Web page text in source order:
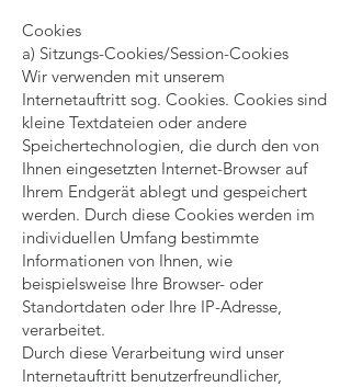
Cookies
a) Sitzungs-Cookies/Session-Cookies
Wir verwenden mit unserem
Internetauftritt sog. Cookies. Cookies sind
kleine Textdateien oder andere
Speichertechnologien, die durch den von
Ihnen eingesetzten Internet-Browser auf
Ihrem Endgerät ablegt und gespeichert
werden. Durch diese Cookies werden im
individuellen Umfang bestimmte
Informationen von Ihnen, wie
beispielsweise Ihre Browser- oder
Standortdaten oder Ihre IP-Adresse,
verarbeitet.
Durch diese Verarbeitung wird unser
Internetauftritt benutzerfreundlicher,